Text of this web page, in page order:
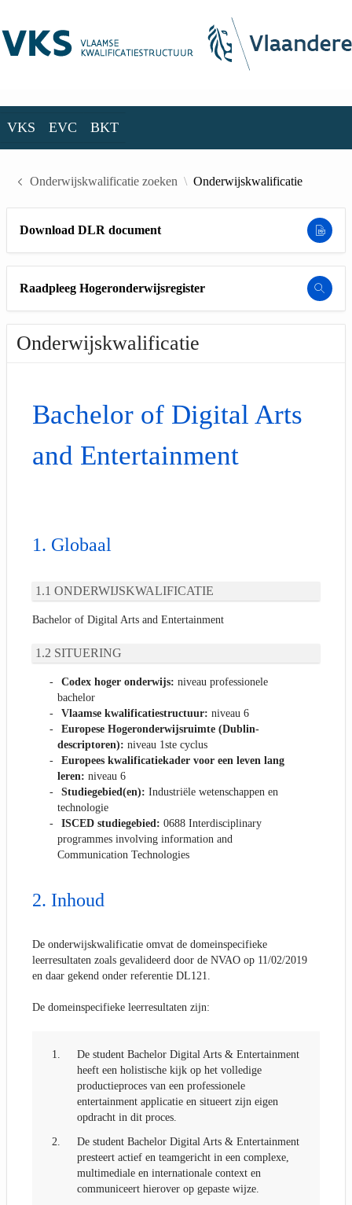
VKS EVC BKT
Onderwijskwalificatie zoeken Onderwijskwalificatie
Download DLR document
Raadpleeg Hogeronderwijsregister
Onderwijskwalificatie
Bachelor of Digital Arts
and Entertainment
Globaal
ONDERWIJSKWALIFICATIE
Bachelor of Digital Arts and Entertainment
SITUERING
Codex hoger onderwijs: niveau professionele
bachelor
Vlaamse kwalificatiestructuur: niveau 6
Europese Hogeronderwijsruimte (Dublin-
descriptoren): niveau 1ste cyclus
Europees kwalificatiekader voor een leven lang
leren: niveau 6
Studiegebied(en): Industriële wetenschappen en
technologie
ISCED studiegebied: 0688 Interdisciplinary
programmes involving information and
Communication Technologies
Inhoud
De onderwijskwalificatie omvat de domeinspecifieke
leerresultaten zoals gevalideerd door de NVAO op 11/02/2019
en daar gekend onder referentie DL121.
De domeinspecifieke leerresultaten zijn:
1.
De student Bachelor Digital Arts & Entertainment
heeft een holistische kijk op het volledige
productieproces van een professionele
entertainment applicatie en situeert zijn eigen
opdracht in dit proces.
2.
De student Bachelor Digital Arts & Entertainment
presteert actief en teamgericht in een complexe,
multimediale en internationale context en
communiceert hierover op gepaste wijze.